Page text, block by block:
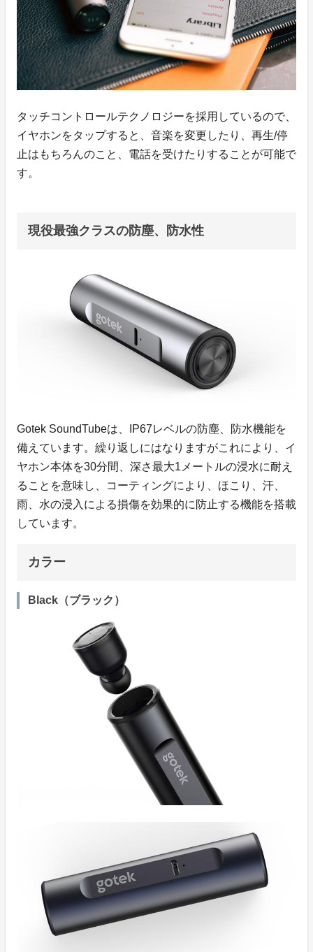
タッチコントロールテクノロジーを採用しているので、
イヤホンをタップすると、音楽を変更したり、再生/停
止はもちろんのこと、電話を受けたりすることが可能で
す。
現役最強クラスの防塵、防水性
Gotek SoundTubeは、IP67レベルの防塵、防水機能を
備えています。繰り返しにはなりますがこれにより、イ
ヤホン本体を30分間、深さ最大1メートルの浸水に耐え
ることを意味し、コーティングにより、ほこり、汗、
雨、水の浸入による損傷を効果的に防止する機能を搭載
しています。
カラー
Black（ブラック）